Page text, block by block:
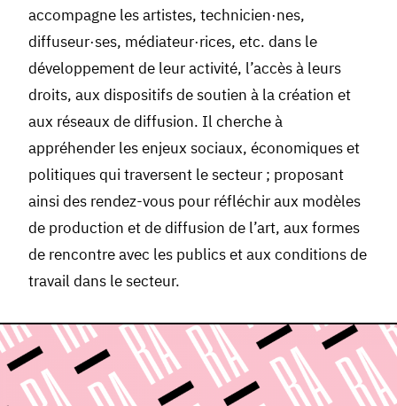
accompagne les artistes, technicien·nes,
diffuseur·ses, médiateur·rices, etc. dans le
développement de leur activité, l’accès à leurs
droits, aux dispositifs de soutien à la création et
aux réseaux de diffusion. Il cherche à
appréhender les enjeux sociaux, économiques et
politiques qui traversent le secteur ; proposant
ainsi des rendez-vous pour réfléchir aux modèles
de production et de diffusion de l’art, aux formes
de rencontre avec les publics et aux conditions de
travail dans le secteur.